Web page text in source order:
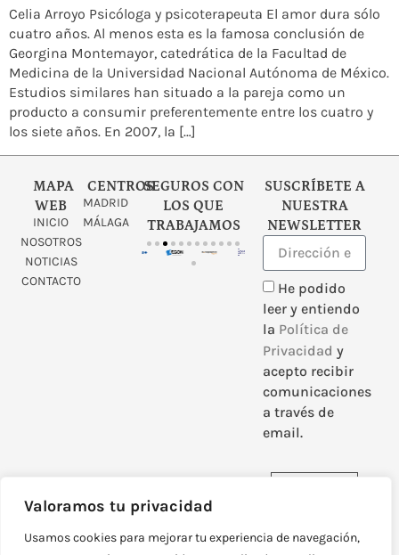
Valoramos tu privacidad
Usamos cookies para mejorar tu experiencia de navegación,
Celia Arroyo Psicóloga y psicoterapeuta El amor dura sólo
cuatro años. Al menos esta es la famosa conclusión de
Georgina Montemayor, catedrática de la Facultad de
Medicina de la Universidad Nacional Autónoma de México.
Estudios similares han situado a la pareja como un
producto a consumir preferentemente entre los cuatro y
los siete años. En 2007, la […]
MAPA
WEB
INICIO
NOSOTROS
NOTICIAS
CONTACTO
CENTROS
MADRID
MÁLAGA
SEGUROS CON
LOS QUE
TRABAJAMOS
SUSCRÍBETE A
NUESTRA
NEWSLETTER
He podido
leer y entiendo
la Política de
Privacidad y
acepto recibir
comunicaciones
a través de
email.